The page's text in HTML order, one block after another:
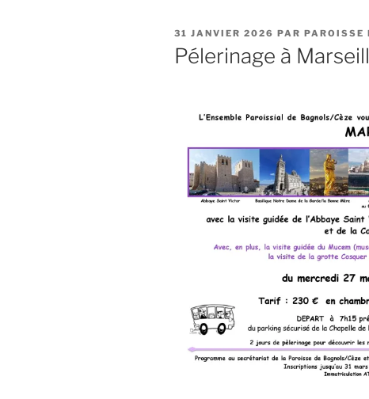
PUBLIÉ
LE
31 JANVIER 2026 PAR PAROISSE
Pélerinage à